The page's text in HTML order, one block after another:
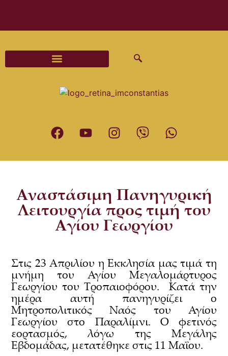
Αναστάσιμη Πανηγυρική
Λειτουργία προς τιμή του
Αγίου Γεωργίου
Στις 23 Απριλίου η Εκκλησία μας τιμά τη
μνήμη του Αγίου Μεγαλομάρτυρος
Γεωργίου του Τροπαιοφόρου. Κατά την
ημέρα αυτή πανηγυρίζει ο
Μητροπολιτικός Ναός του Αγίου
Γεωργίου στο Παραλίμνι. Ο φετινός
εορτασμός, λόγω της Μεγάλης
Εβδομάδας, μετατέθηκε στις 11 Μαΐου.